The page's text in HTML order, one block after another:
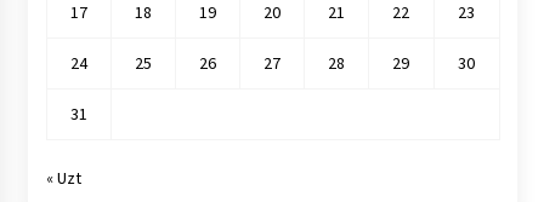
17 18 19 20 21 22 23
24 25 26 27 28 29 30
31
« Uzt